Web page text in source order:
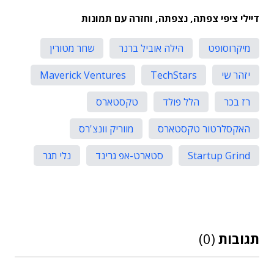
דיילי ציפי צפתה, נצפתה, וחזרה עם תמונות
מיקרוסופט הילה אוביל ברנר
שחר מטורין
יזהר שי
TechStars
Maverick Ventures
רז בכר
הלל פולד
טקסטארס
האקסלרטור טקסטארס
מווריק וונצ'רס
Startup Grind
סטארט-אפ גרינד נלי תגר
תגובות (0)